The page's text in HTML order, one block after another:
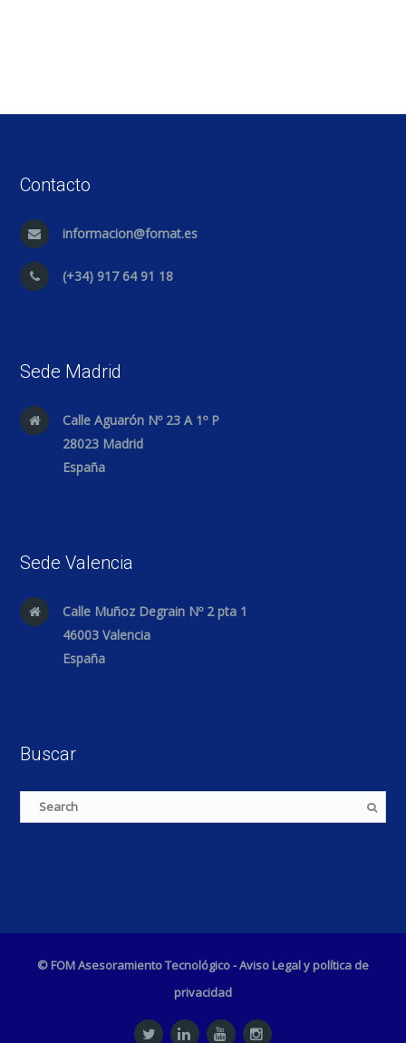
Contacto
informacion@fomat.es
(+34) 917 64 91 18
Sede Madrid
Calle Aguarón Nº 23 A 1º P
28023 Madrid
España
Sede Valencia
Calle Muñoz Degrain Nº 2 pta 1
46003 Valencia
España
Buscar
© FOM Asesoramiento Tecnológico -Aviso Legal y política de
privacidad